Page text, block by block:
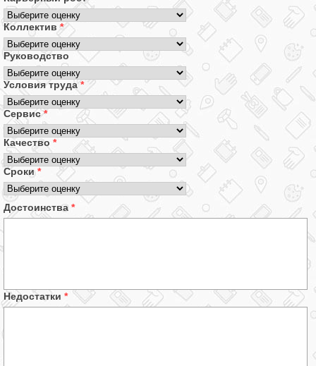
Коллектив*
Руководство
Условия труда*
Сервис*
Качество *
Сроки *
Достоинства *
Недостатки *